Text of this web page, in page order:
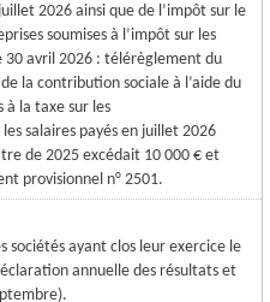
2026 ainsi que de l’impôt sur le
soumises à l’impôt sur les
30 avril 2026 : télérèglement du
la contribution sociale à l’aide du
à la taxe sur les
salaires payés en juillet 2026
de 2025 excédait 10 000 € et
provisionnel n° 2501.
sociétés ayant clos leur exercice le
annuelle des résultats et